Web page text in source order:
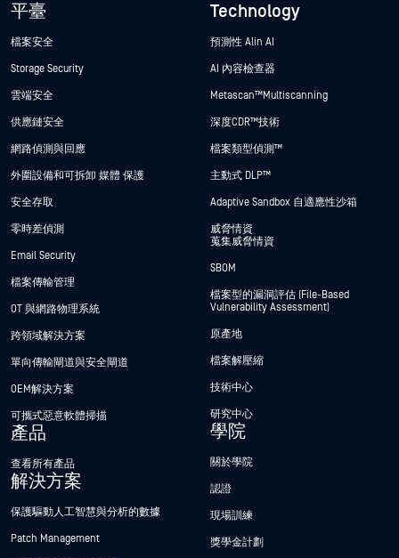
平臺
檔案安全
Storage Security
雲端安全
供應鏈安全
網路偵測與回應
外圍設備和可拆卸 媒體 保護
安全存取
零時差偵測
Email Security
檔案傳輸管理
OT 與網路物理系統
跨領域解決方案
單向傳輸閘道與安全閘道
OEM解決方案
可攜式惡意軟體掃描
產品
查看所有產品
解決方案
保護驅動人工智慧與分析的數據
Patch Management
Technology
預測性 Alin AI
AI 內容檢查器
Metascan™ Multiscanning
深度CDR™技術
檔案類型偵測™
主動式 DLP™
Adaptive Sandbox 自適應性沙箱
威脅情資
蒐集威脅情資
SBOM
檔案型的漏洞評估 (File-Based
Vulnerability Assessment)
原產地
檔案解壓縮
技術中心
研究中心
學院
關於學院
認證
現場訓練
獎學金計劃